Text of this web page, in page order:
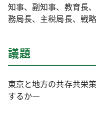
知事、副知事、教育長
務局長、主税局長、戦
議題
東京と地方の共存共栄
するか―